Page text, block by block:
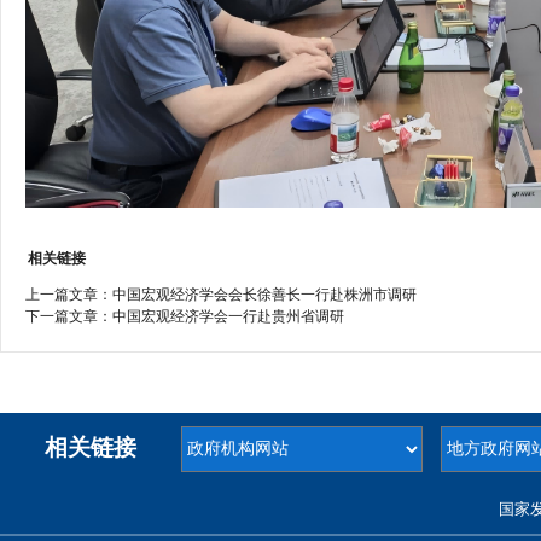
相关链接
上一篇文章： 中国宏观经济学会会长徐善长一行赴株洲市调研
下一篇文章： 中国宏观经济学会一行赴贵州省调研
相关链接
国家